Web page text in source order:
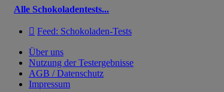
Alle Schokoladentests...
 Feed: Schokoladen-Tests
Über uns
Nutzung der Testergebnisse
AGB / Datenschutz
Impressum